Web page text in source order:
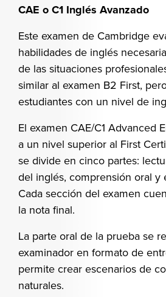
CAE o C1 Inglés Avanzado
Este examen de Cambridge
habilidades de inglés
de las situaciones
similar al examen B2 First,
estudiantes con un nivel de
El examen CAE/C1 Advanced
a un nivel superior al First
se divide en cinco partes:
del inglés, comprensión oral y
Cada sección del examen
la nota final.
La parte oral de la prueba se
examinador en formato de
permite crear escenarios de
naturales.